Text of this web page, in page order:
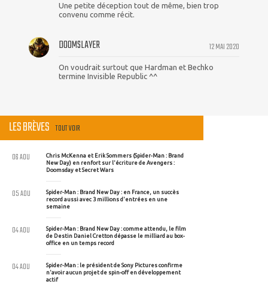
Une petite déception tout de même, bien trop
convenu comme récit.
12 MAI 2020
DOOMSLAYER
On voudrait surtout que Hardman et Bechko
termine Invisible Republic ^^
LES BRÈVES TOUT VOIR
Chris McKenna et Erik Sommers (Spider-Man : Brand
New Day) en renfort sur l'écriture de Avengers :
Doomsday et Secret Wars
06 AOU
Spider-Man : Brand New Day : en France, un succès
record aussi avec 3 millions d'entrées en une
semaine
05 AOU
Spider-Man : Brand New Day : comme attendu, le film
de Destin Daniel Cretton dépasse le milliard au box-
office en un temps record
04 AOU
Spider-Man : le président de Sony Pictures confirme
n'avoir aucun projet de spin-off en développement
actif
04 AOU